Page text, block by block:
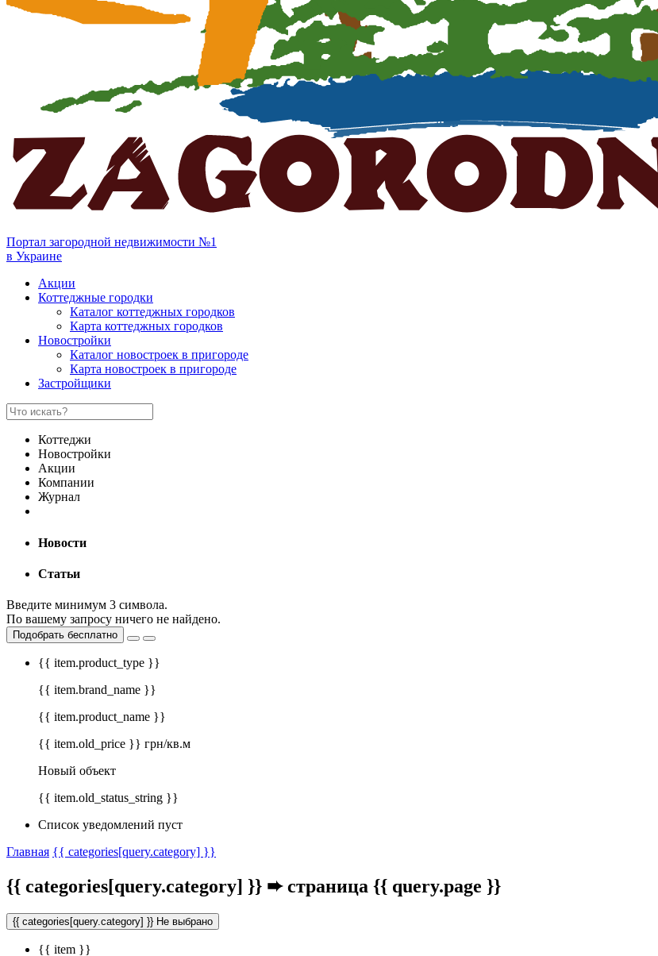
Портал загородной недвижимости №1
в Украине
Акции
Коттеджные городки
Каталог коттеджных городков
Карта коттеджных городков
Новостройки
Каталог новостроек в пригороде
Карта новостроек в пригороде
Застройщики
Коттеджи
Новостройки
Акции
Компании
Журнал
Новости
Статьи
Введите минимум 3 символа.
По вашему запросу ничего не найдено.
Подобрать бесплатно
{{ item.product_type }}
{{ item.brand_name }}
{{ item.product_name }}
{{ item.old_price }} грн/кв.м
Новый объект
{{ item.old_status_string }}
Список уведомлений пуст
Главная {{ categories[query.category] }}
{{ categories[query.category] }} ➨ страница {{ query.page }}
{{ categories[query.category] }} Не выбрано
{{ item }}